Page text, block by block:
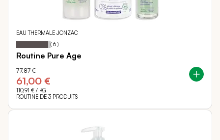
EAU THERMALE JONZAC
Notation: 93%
( 6 )
Routine Pure Age
61,00 €
77,87 €
110,91 € / KG
ROUTINE DE 3 PRODUITS